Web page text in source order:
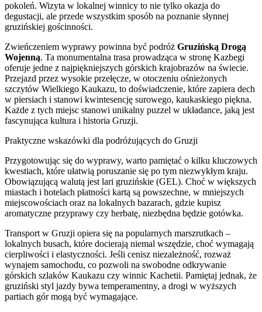
pokoleń. Wizyta w lokalnej winnicy to nie tylko okazja do
degustacji, ale przede wszystkim sposób na poznanie słynnej
gruzińskiej gościnności.
Zwieńczeniem wyprawy powinna być podróż Gruzińską Drogą
Wojenną. Ta monumentalna trasa prowadząca w stronę Kazbegi
oferuje jedne z najpiękniejszych górskich krajobrazów na świecie.
Przejazd przez wysokie przełęcze, w otoczeniu ośnieżonych
szczytów Wielkiego Kaukazu, to doświadczenie, które zapiera dech
w piersiach i stanowi kwintesencję surowego, kaukaskiego piękna.
Każde z tych miejsc stanowi unikalny puzzel w układance, jaką jest
fascynująca kultura i historia Gruzji.
Praktyczne wskazówki dla podróżujących do Gruzji
Przygotowując się do wyprawy, warto pamiętać o kilku kluczowych
kwestiach, które ułatwią poruszanie się po tym niezwykłym kraju.
Obowiązującą walutą jest lari gruzińskie (GEL). Choć w większych
miastach i hotelach płatności kartą są powszechne, w mniejszych
miejscowościach oraz na lokalnych bazarach, gdzie kupisz
aromatyczne przyprawy czy herbatę, niezbędna będzie gotówka.
Transport w Gruzji opiera się na popularnych marszrutkach –
lokalnych busach, które docierają niemal wszędzie, choć wymagają
cierpliwości i elastyczności. Jeśli cenisz niezależność, rozważ
wynajem samochodu, co pozwoli na swobodne odkrywanie
górskich szlaków Kaukazu czy winnic Kachetii. Pamiętaj jednak, że
gruziński styl jazdy bywa temperamentny, a drogi w wyższych
partiach gór mogą być wymagające.